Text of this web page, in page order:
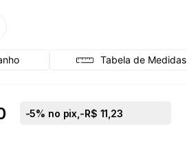
Tabela de Medidas
-5% no pix, -R$ 11,23